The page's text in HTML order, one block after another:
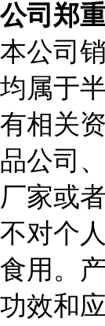
公司郑
本公司
均属于
有相关
品公司
厂家或
不对个
食用。
功效和